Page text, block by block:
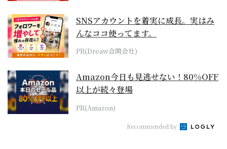
SNSアカウントを着実に成長。実はみ
んなココ使ってます。
PR(Dreaw合同会社)
Amazon今日も見逃せない！80%OFF
以上が続々登場
PR(Amazon)
Recommended by